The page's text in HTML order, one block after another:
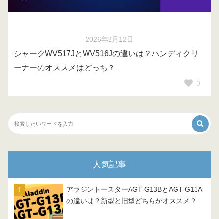
2026年2月12日
シャークWV517JとWV516Jの違いは？ハンディクリ
ーナーのオススメはどっち？
0
人気記事
アラジントースターAGT-G13BとAGT-G13A
の違いは？新型と旧型どちらがオススメ？